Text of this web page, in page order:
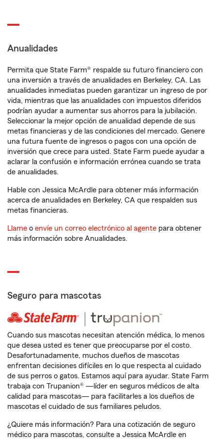
Anualidades
Permita que State Farm® respalde su futuro financiero con
una inversión a través de anualidades en Berkeley, CA. Las
anualidades inmediatas pueden garantizar un ingreso de por
vida, mientras que las anualidades con impuestos diferidos
podrían ayudar a aumentar sus ahorros para la jubilación.
Seleccionar la mejor opción de anualidad depende de sus
metas financieras y de las condiciones del mercado. Genere
una futura fuente de ingresos o pagos con una opción de
inversión que crece para usted. State Farm puede ayudar a
aclarar la confusión e información errónea cuando se trata
de anualidades.
Hable con Jessica McArdle para obtener más información
acerca de anualidades en Berkeley, CA que respalden sus
metas financieras.
Llame o envíe un correo electrónico al agente para obtener
más información sobre Anualidades.
Seguro para mascotas
Cuando sus mascotas necesitan atención médica, lo menos
que desea usted es tener que preocuparse por el costo.
Desafortunadamente, muchos dueños de mascotas
enfrentan decisiones difíciles en lo que respecta al cuidado
de sus perros o gatos. Estamos aquí para ayudar. State Farm
trabaja con Trupanion® —líder en seguros médicos de alta
calidad para mascotas— para facilitarles a los dueños de
mascotas el cuidado de sus familiares peludos.
¿Quiere más información? Para una cotización de seguro
médico para mascotas, consulte a Jessica McArdle en